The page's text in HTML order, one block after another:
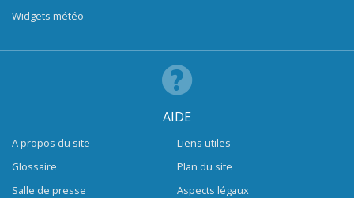
Widgets météo
AIDE
A propos du site
Glossaire
Salle de presse
Liens utiles
Plan du site
Aspects légaux